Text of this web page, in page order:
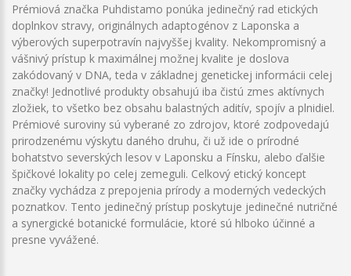
Prémiová značka Puhdistamo ponúka jedinečný rad etických
doplnkov stravy, originálnych adaptogénov z Laponska a
výberových superpotravín najvyššej kvality. Nekompromisný a
vášnivý prístup k maximálnej možnej kvalite je doslova
zakódovaný v DNA, teda v základnej genetickej informácii celej
značky! Jednotlivé produkty obsahujú iba čistú zmes aktívnych
zložiek, to všetko bez obsahu balastných aditív, spojív a plnidiel.
Prémiové suroviny sú vyberané zo zdrojov, ktoré zodpovedajú
prirodzenému výskytu daného druhu, či už ide o prírodné
bohatstvo severských lesov v Laponsku a Fínsku, alebo ďalšie
špičkové lokality po celej zemeguli. Celkový etický koncept
značky vychádza z prepojenia prírody a moderných vedeckých
poznatkov. Tento jedinečný prístup poskytuje jedinečné nutričné
a synergické botanické formulácie, ktoré sú hlboko účinné a
presne vyvážené.